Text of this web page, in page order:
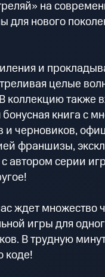
на
для нового
и
целые
коллекцию также
книга с
и черновиков,
франшизы,
автором серии
ждет множество
игры для
В трудную
коде!